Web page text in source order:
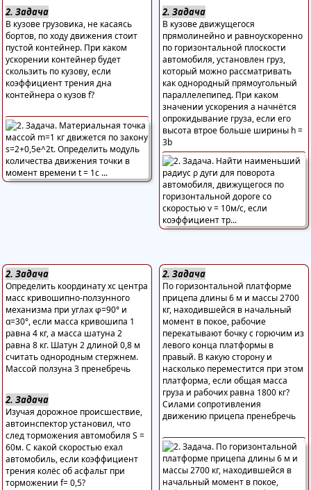
2. Задача
В кузове грузовика, не касаясь
бортов, по ходу движения стоит
пустой контейнер. При каком
ускорении контейнер будет
скользить по кузову, если
коэффициент трения дна
контейнера о кузов f?
2. Задача
В кузове движущегося
прямолинейно и равноускоренно
по горизонтальной плоскости
автомобиля, установлен груз,
который можно рассматривать
как однородный прямоугольный
параллелепипед. При каком
значении ускорения а начнётся
опрокидывание груза, если его
высота втрое больше ширины h =
3b
2. Задача
Определить координату хс центра
масс кривошипно-ползунного
механизма при углах φ=90° и
α=30°, если масса кривошипа 1
равна 4 кг, а масса шатуна 2
равна 8 кг. Шатун 2 длиной 0,8 м
считать однородным стержнем.
Массой ползуна 3 пренебречь
2. Задача
Изучая дорожное происшествие,
автоинспектор установил, что
след торможения автомобиля S =
60м. С какой скоростью ехал
автомобиль, если коэффициент
трения колёс об асфальт при
торможении f= 0,5?
2. Задача
По горизонтальной платформе
прицепа длины 6 м и массы 2700
кг, находившейся в начальный
момент в покое, рабочие
перекатывают бочку с горючим из
левого конца платформы в
правый. В какую сторону и
насколько переместится при этом
платформа, если общая масса
груза и рабочих равна 1800 кг?
Силами сопротивления
движению прицепа пренебречь